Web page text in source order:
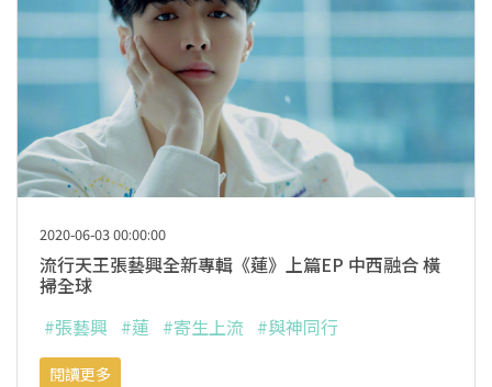
2020-06-03 00:00:00
流行天王張藝興全新專輯《蓮》上篇EP 中西融合 橫
掃全球
#張藝興 #蓮 #寄生上流 #與神同行
閱讀更多